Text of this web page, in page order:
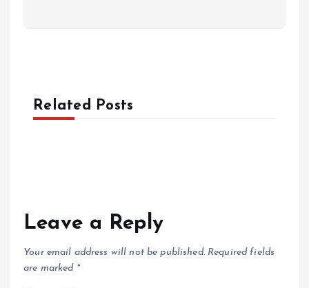
Related Posts
Leave a Reply
Your email address will not be published. Required fields
are marked *